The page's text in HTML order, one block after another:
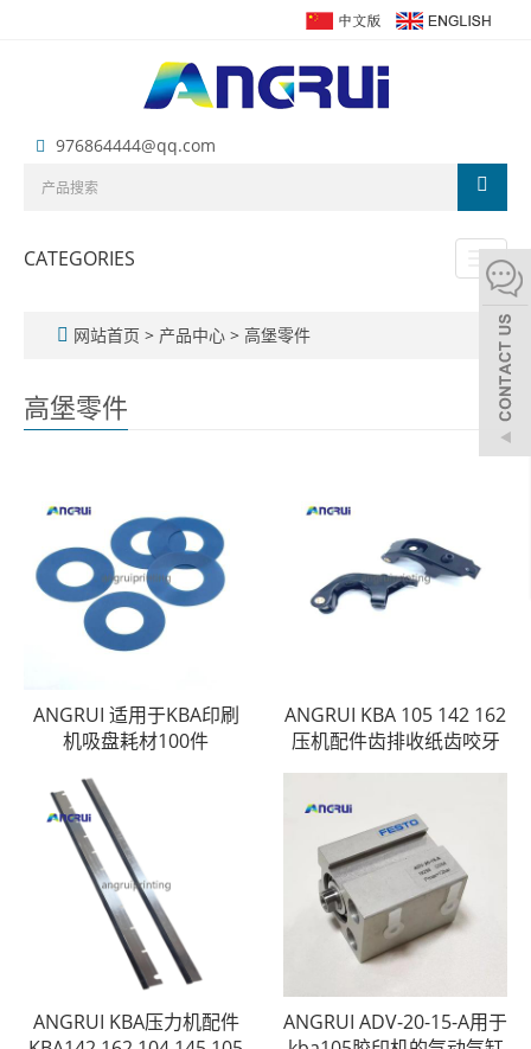
976864444@qq.com
Toggle
CATEGORIES
网站首页 > 产品中心 > 高堡零件
高堡零件
ANGRUI 适用于KBA印刷
机吸盘耗材100件
ANGRUI KBA 105 142 162
压机配件齿排收纸齿咬牙
ANGRUI KBA压力机配件
ANGRUI ADV-20-15-A用于